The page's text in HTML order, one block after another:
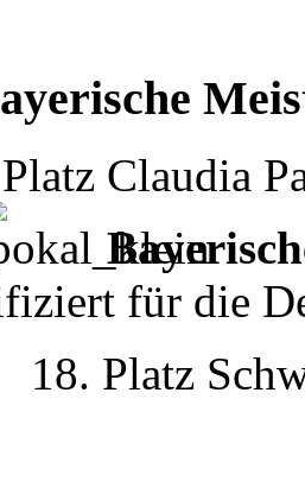
Claudia
für die
18. Platz